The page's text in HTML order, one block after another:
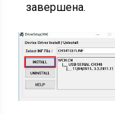
завершена.